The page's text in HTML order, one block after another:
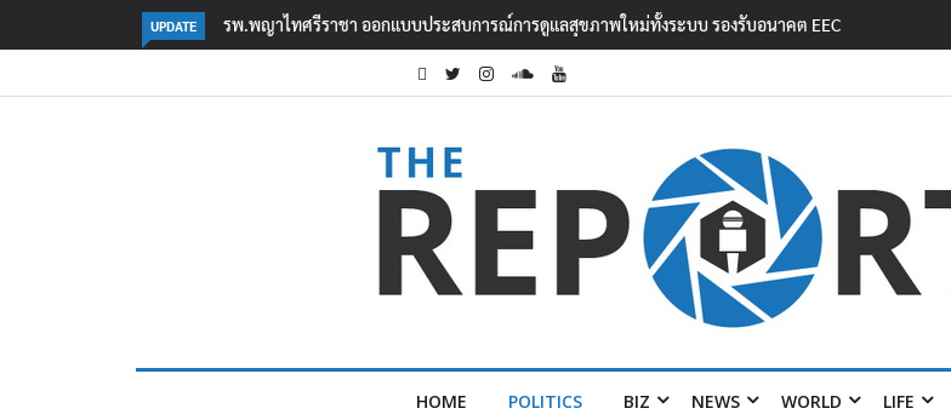
UPDATE
ม่ทั้งระบบ รองรับอนาคต EEC‘กลุ่ม Bright Future’ รวมตัวคัดค้านรัฐบาลไทยสานสัมพันธ์ ‘มิน ออง ไลง์’
HOME POLITICS BIZ NEWS WORLD LIFE